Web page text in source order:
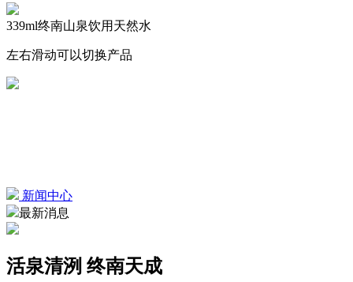
339ml终南山泉饮用天然水
左右滑动可以切换产品
新闻中心
最新消息
活泉清洌 终南天成